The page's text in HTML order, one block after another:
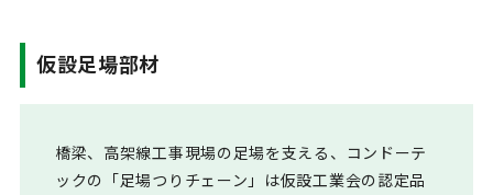
仮設足場部材
橋梁、高架線工事現場の足場を支える、コンドーテ
ックの「足場つりチェーン」は仮設工業会の認定品